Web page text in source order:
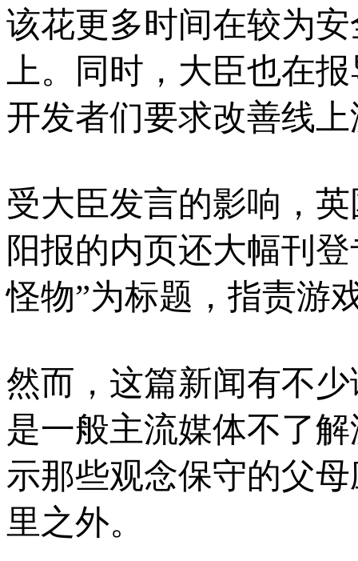
该花更多时间在较为
上。同时，大臣也在
开发者们要求改善线
受大臣发言的影响，
阳报的内页还大幅刊
怪物”为标题，指责游
然而，这篇新闻有不
是一般主流媒体不了
示那些观念保守的父
里之外。